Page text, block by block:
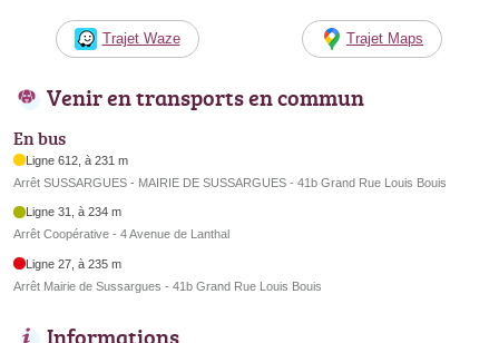
Trajet Waze Trajet Maps
Venir en transports en commun
En bus
Ligne 612, à 231 m
Arrêt SUSSARGUES - MAIRIE DE SUSSARGUES - 41b Grand Rue Louis Bouis
Ligne 31, à 234 m
Arrêt Coopérative - 4 Avenue de Lanthal
Ligne 27, à 235 m
Arrêt Mairie de Sussargues - 41b Grand Rue Louis Bouis
Informations